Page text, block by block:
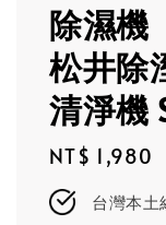
除濕機
松井除
清淨機
Regular
price
NT$ 1,980
台灣本土